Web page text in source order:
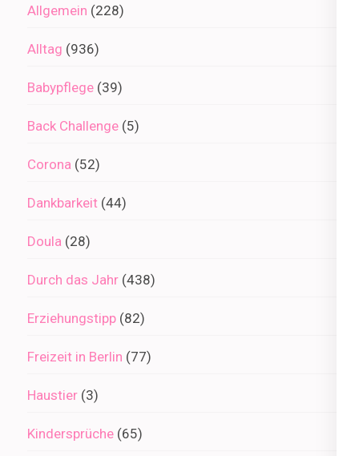
Allgemein (228)
Alltag (936)
Babypflege (39)
Back Challenge (5)
Corona (52)
Dankbarkeit (44)
Doula (28)
Durch das Jahr (438)
Erziehungstipp (82)
Freizeit in Berlin (77)
Haustier (3)
Kindersprüche (65)